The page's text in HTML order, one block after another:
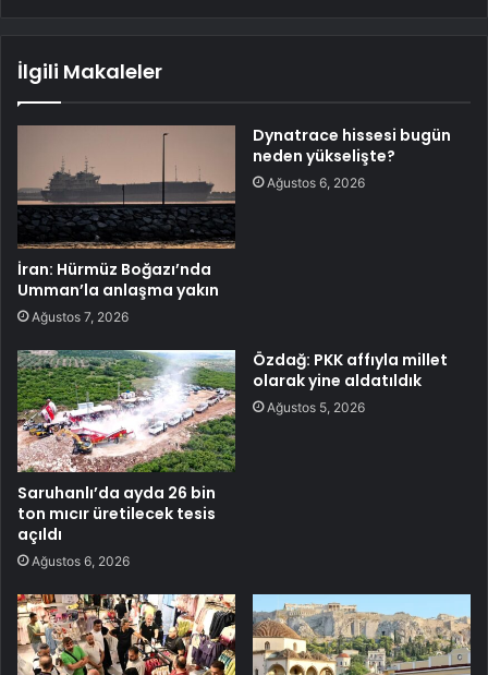
İlgili Makaleler
İran: Hürmüz Boğazı’nda
Umman’la anlaşma yakın
Ağustos 7, 2026
Dynatrace hissesi bugün
neden yükselişte?
Ağustos 6, 2026
Saruhanlı’da ayda 26 bin
ton mıcır üretilecek tesis
açıldı
Ağustos 6, 2026
Özdağ: PKK affıyla millet
olarak yine aldatıldık
Ağustos 5, 2026